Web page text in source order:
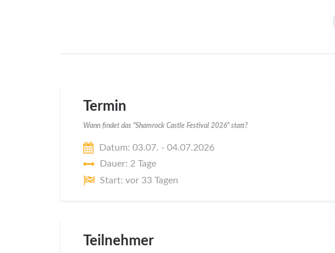
Termin
Wann findet das "Shamrock Castle Festival 2026" statt?
Datum: 03.07. - 04.07.2026
Dauer: 2 Tage
Start: vor 33 Tagen
Teilnehmer